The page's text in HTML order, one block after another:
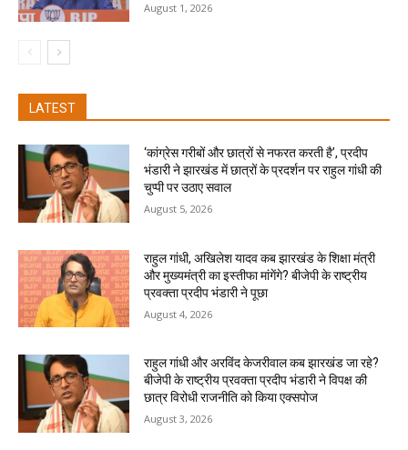
August 1, 2026
LATEST
‘कांग्रेस गरीबों और छात्रों से नफरत करती है’, प्रदीप
भंडारी ने झारखंड में छात्रों के प्रदर्शन पर राहुल गांधी की
चुप्पी पर उठाए सवाल
August 5, 2026
राहुल गांधी, अखिलेश यादव कब झारखंड के शिक्षा मंत्री
और मुख्यमंत्री का इस्तीफा मांगेंगे? बीजेपी के राष्ट्रीय
प्रवक्ता प्रदीप भंडारी ने पूछा
August 4, 2026
राहुल गांधी और अरविंद केजरीवाल कब झारखंड जा रहे?
बीजेपी के राष्ट्रीय प्रवक्ता प्रदीप भंडारी ने विपक्ष की
छात्र विरोधी राजनीति को किया एक्सपोज
August 3, 2026